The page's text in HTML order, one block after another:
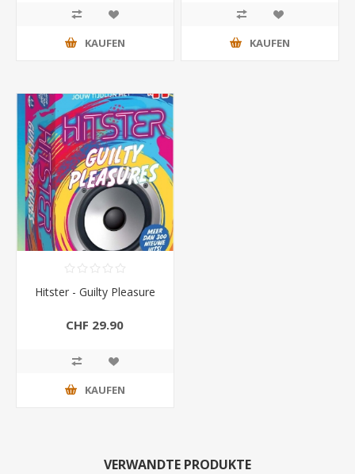
KAUFEN KAUFEN
Hitster - Guilty Pleasure
CHF 29.90
KAUFEN
VERWANDTE PRODUKTE